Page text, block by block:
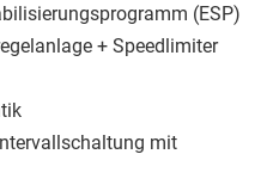
(ESP)
+ Speedlimiter
mit